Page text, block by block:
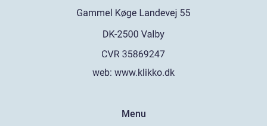
web: www.klikko.dk
Menu